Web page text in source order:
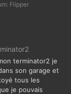
Flipper
terminator2 je
son garage et
tous les
je pouvais